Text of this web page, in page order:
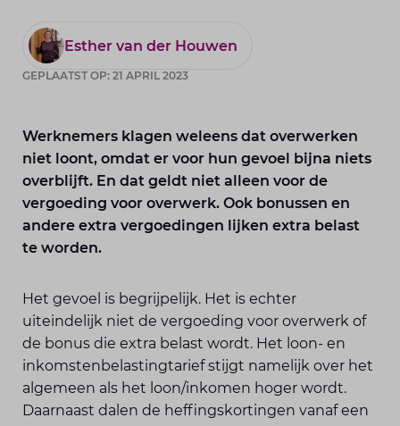
Esther van der Houwen
GEPLAATST OP: 21 APRIL 2023
Werknemers klagen weleens dat overwerken
niet loont, omdat er voor hun gevoel bijna niets
overblijft. En dat geldt niet alleen voor de
vergoeding voor overwerk. Ook bonussen en
andere extra vergoedingen lijken extra belast
te worden.
Het gevoel is begrijpelijk. Het is echter
uiteindelijk niet de vergoeding voor overwerk of
de bonus die extra belast wordt. Het loon- en
inkomstenbelastingtarief stijgt namelijk over het
algemeen als het loon/inkomen hoger wordt.
Daarnaast dalen de heffingskortingen vanaf een